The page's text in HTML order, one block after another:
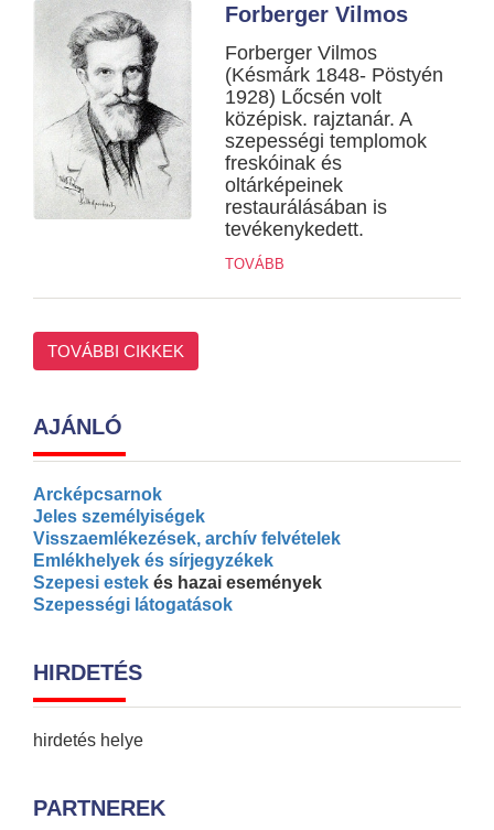
Forberger Vilmos
Forberger Vilmos
(Késmárk 1848- Pöstyén
1928) Lőcsén volt
középisk. rajztanár. A
szepességi templomok
freskóinak és
oltárképeinek
restaurálásában is
tevékenykedett.
TOVÁBB
TOVÁBBI CIKKEK
AJÁNLÓ
Arcképcsarnok
Jeles személyiségek
Visszaemlékezések, archív felvételek
Emlékhelyek és sírjegyzékek
Szepesi estek és hazai események
Szepességi látogatások
HIRDETÉS
hirdetés helye
PARTNEREK